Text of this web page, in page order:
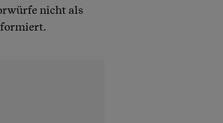
nicht als